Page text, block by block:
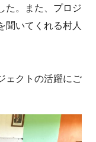
た。また、プロジ
聞いてくれる村人
ェクトの活躍にご